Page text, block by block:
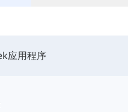
应用程序